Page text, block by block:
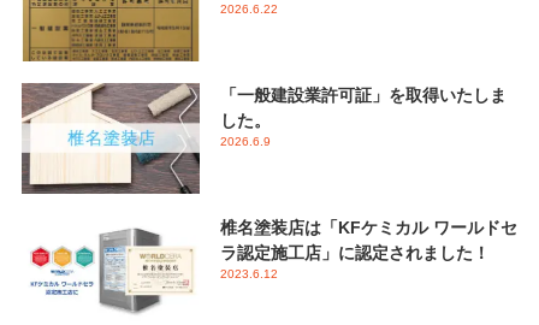
2026.6.22
「一般建設業許可証」を取得いたしま
した。
2026.6.9
椎名塗装店は「KFケミカル ワールドセ
ラ認定施工店」に認定されました！
2023.6.12